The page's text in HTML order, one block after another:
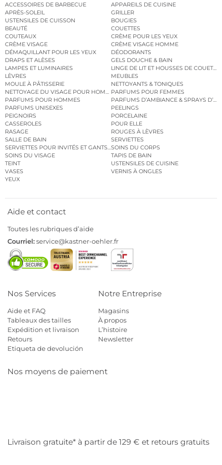
ACCESSOIRES DE BARBECUE
APPAREILS DE CUISINE
APRÈS-SOLEIL
GRILLER
USTENSILES DE CUISSON
BOUGIES
BEAUTÉ
COUETTES
COUTEAUX
CRÈME POUR LES YEUX
CRÈME VISAGE
CRÈME VISAGE HOMME
DÉMAQUILLANT POUR LES YEUX
DÉODORANTS
DRAPS ET ALÈSES
GELS DOUCHE & BAIN
LAMPES ET LUMINAIRES
LINGE DE LIT ET HOUSSES DE COUETTE
LÈVRES
MEUBLES
MOULE À PÂTISSERIE
NETTOYANTS & TONIQUES
NETTOYAGE DU VISAGE POUR HOMMESPARFUMS POUR FEMMES
PARFUMS POUR HOMMES
PARFUMS D’AMBIANCE & SPRAYS
PARFUMS UNISEXES
PEELINGS
PEIGNOIRS
PORCELAINE
CASSEROLES
POUR ELLE
RASAGE
ROUGES À LÈVRES
SALLE DE BAIN
SERVIETTES
SERVIETTES POUR INVITÉS ET GANTS DE TOILETTE
SOINS DU CORPS
SOINS DU VISAGE
TAPIS DE BAIN
TEINT
USTENSILES DE CUISINE
VASES
VERNIS À ONGLES
YEUX
Aide et contact
Toutes les rubriques d’aide
Courriel:service@kastner-oehler.fr
Nos Services
Aide et FAQ
Tableaux des tailles
Expédition et livraison
Retours
Etiqueta de devolución
Notre Entreprise
Magasins
À propos
L’histoire
Newsletter
Nos moyens de paiement
Livraison gratuite* à partir de 129 € et retours gratuits